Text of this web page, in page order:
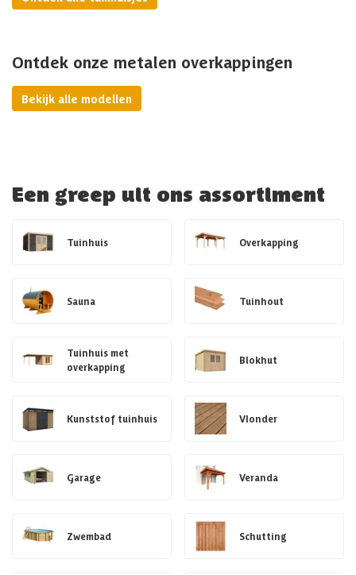
Ontdek onze metalen overkappingen
Bekijk alle modellen
Een greep uit ons assortiment
Tuinhuis Overkapping
Sauna Tuinhout
Tuinhuis met
overkapping
Blokhut
Kunststof tuinhuis Vlonder
Garage Veranda
Zwembad Schutting